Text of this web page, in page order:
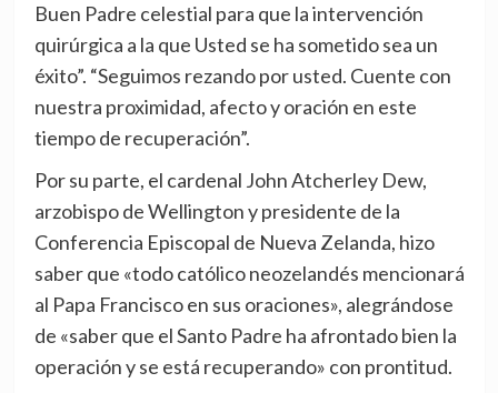
Buen Padre celestial para que la intervención
quirúrgica a la que Usted se ha sometido sea un
éxito”. “Seguimos rezando por usted. Cuente con
nuestra proximidad, afecto y oración en este
tiempo de recuperación”.
Por su parte, el cardenal John Atcherley Dew,
arzobispo de Wellington y presidente de la
Conferencia Episcopal de Nueva Zelanda, hizo
saber que «todo católico neozelandés mencionará
al Papa Francisco en sus oraciones», alegrándose
de «saber que el Santo Padre ha afrontado bien la
operación y se está recuperando» con prontitud.